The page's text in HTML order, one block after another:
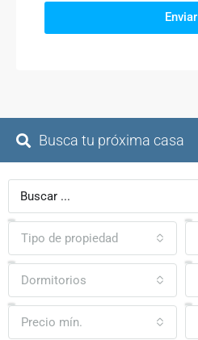
Enviar
Busca tu próxima casa
Tipo de propiedad
Dormitorios
Precio mín.